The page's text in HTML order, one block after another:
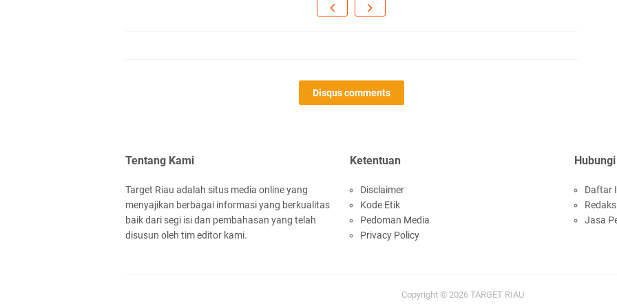
Disqus comments
Tentang Kami
Target Riau adalah situs media online yang
menyajikan berbagai informasi yang berkualitas
baik dari segi isi dan pembahasan yang telah
disusun oleh tim editor kami.
Ketentuan
Disclaimer
Kode Etik
Pedoman Media
Privacy Policy
Daftar
Jasa
Copyright © 2026 TARGET RIAU